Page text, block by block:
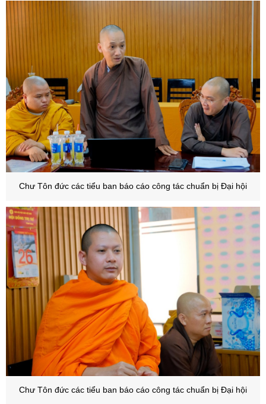
Chư Tôn đức các tiểu ban báo cáo công tác chuẩn bị Đại hội
Chư Tôn đức các tiểu ban báo cáo công tác chuẩn bị Đại hội